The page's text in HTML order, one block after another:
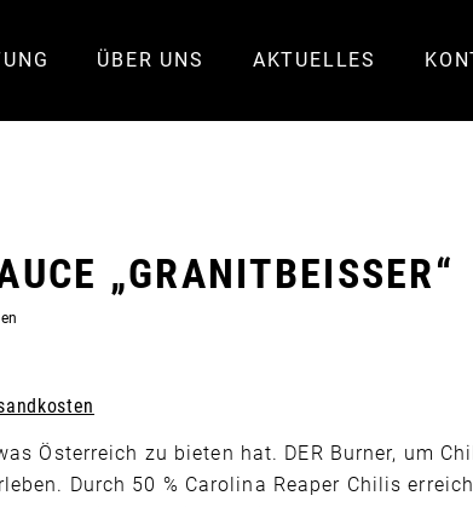
ÜBER UNS AKTUELLES
„GRANITBEISSER“
Österreich zu bieten hat. DER Burner, um
Durch 50 % Carolina Reaper Chilis